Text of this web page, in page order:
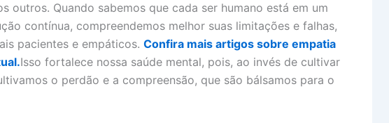
outros. Quando sabemos que cada ser humano está em um
contínua, compreendemos melhor suas limitações e falhas,
pacientes e empáticos. Confira mais artigos sobre empatia
Isso fortalece nossa saúde mental, pois, ao invés de cultivar
o perdão e a compreensão, que são bálsamos para o